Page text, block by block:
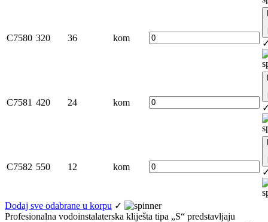
C7580 320 36 kom
C7581 420 24 kom
C7582 550 12 kom
Dodaj sve odabrane u korpu ✓
Profesionalna vodoinstalaterska kliješta tipa „S“ predstavljaju